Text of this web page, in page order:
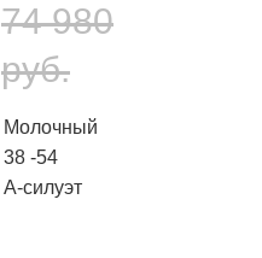
Молочный
38 -54
А-силуэт
74 980
руб.